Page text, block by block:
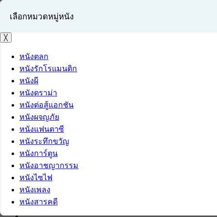
เข้าสู่ระบบ
สมัครสมาชิก
เลือกหมวดหมู่หนัง
╳
หนังตลก
หนังรักโรแมนติก
หนังผี
หนังดราม่า
หนังต่อสู้แอกชัน
หนังผจญภัย
หนังแฟนตาซี
หนังระทึกขวัญ
หนังการ์ตูน
หนังอาชญากรรม
หนังไซไฟ
หนังเพลง
หนังสารคดี